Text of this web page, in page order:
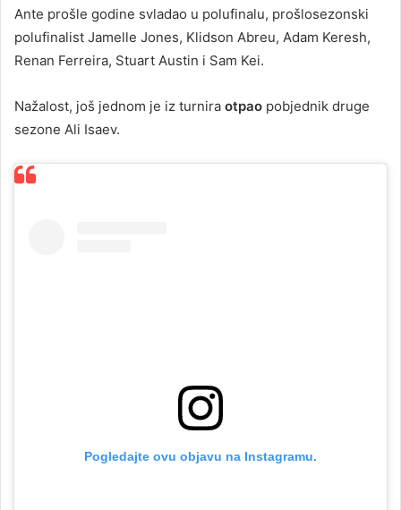
Ante prošle godine svladao u polufinalu, prošlosezonski
polufinalist Jamelle Jones, Klidson Abreu, Adam Keresh,
Renan Ferreira, Stuart Austin i Sam Kei.
Nažalost, još jednom je iz turnira otpao pobjednik druge
sezone Ali Isaev.
Pogledajte ovu objavu na Instagramu.